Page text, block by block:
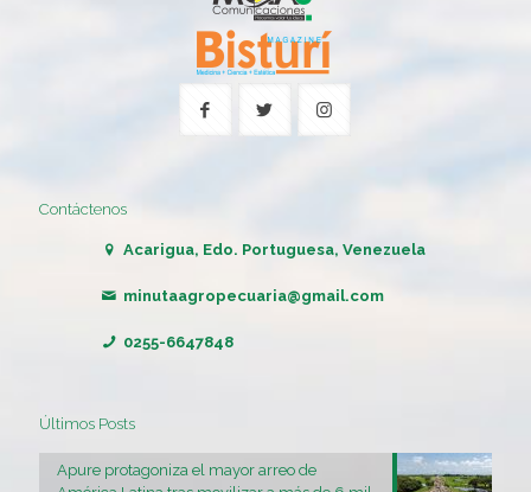
Contáctenos
Acarigua, Edo. Portuguesa, Venezuela
minutaagropecuaria@gmail.com
0255-6647848
Últimos Posts
Apure protagoniza el mayor arreo de